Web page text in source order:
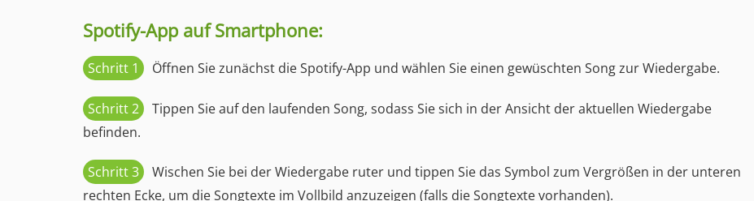
Spotify-App auf Smartphone:
Schritt 1 Öffnen Sie zunächst die Spotify-App und wählen Sie einen gewüschten Song zur Wiedergabe.
Schritt 2
Tippen Sie auf den laufenden Song, sodass Sie sich in der Ansicht der aktuellen Wiedergabe
befinden.
Schritt 3
Wischen Sie bei der Wiedergabe ruter und tippen Sie das Symbol zum Vergrößen in der unteren
rechten Ecke, um die Songtexte im Vollbild anzuzeigen (falls die Songtexte vorhanden).